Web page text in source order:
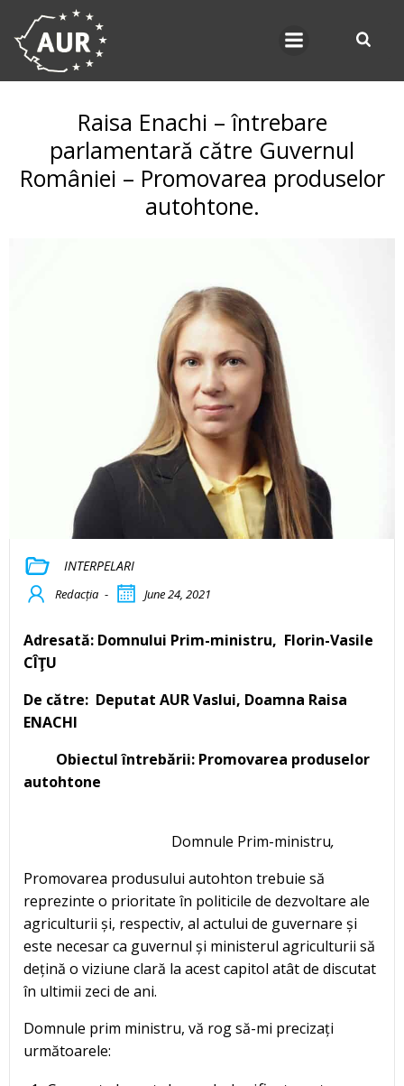
Raisa Enachi – întrebare
parlamentară către Guvernul
României – Promovarea produselor
autohtone.
INTERPELARI
Redacția - June 24, 2021
Adresată: Domnului Prim-ministru, Florin-Vasile
CÎŢU
De către: Deputat AUR Vaslui, Doamna Raisa
ENACHI
Obiectul întrebării: Promovarea produselor
autohtone
Domnule Prim-ministru,
Promovarea produsului autohton trebuie să
reprezinte o prioritate în politicile de dezvoltare ale
agriculturii și, respectiv, al actului de guvernare și
este necesar ca guvernul și ministerul agriculturii să
dețină o viziune clară la acest capitol atât de discutat
în ultimii zeci de ani.
Domnule prim ministru, vă rog să-mi precizați
următoarele: